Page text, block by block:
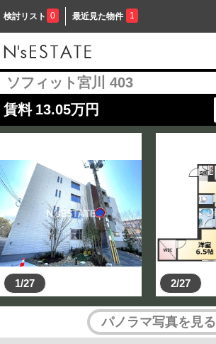
検討リスト 0 最近見た物件 1
ソフィット宮川 403
賃料 13.05万円
1/27 2/27
パノラマ写真を見る